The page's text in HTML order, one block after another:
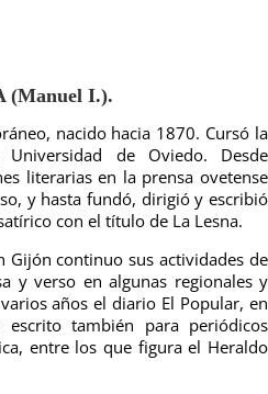
(Manuel I.).
nacido hacia 1870. Cursó la
de Oviedo. Desde
literarias en la prensa ovetense
y hasta fundó, dirigió y escribió
con el título de La Lesna.
Gijón continuo sus actividades de
y verso en algunas regionales y
años el diario El Popular, en
también para periódicos
entre los que figura el Heraldo